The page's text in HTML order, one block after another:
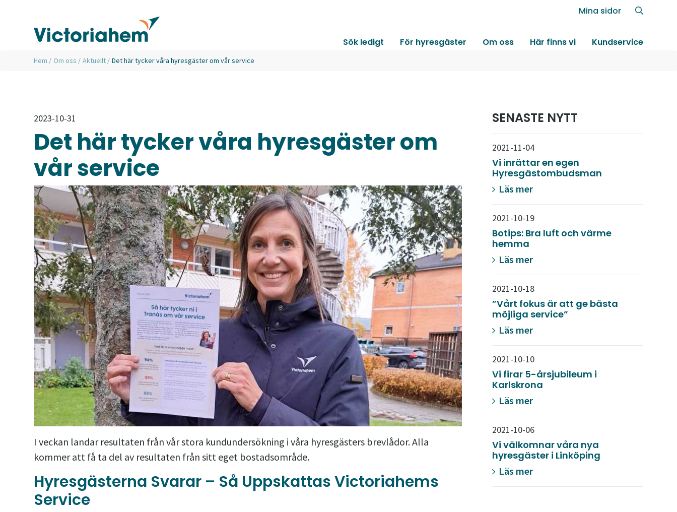
Mina sidor
Sök ledigt För hyresgäster Om oss Här finns vi Kundservice
Hem / Om oss / Aktuellt / Det här tycker våra hyresgäster om vår service
2023-10-31
Det här tycker våra hyresgäster om
vår service
I veckan landar resultaten från vår stora kundundersökning i våra hyresgästers brevlådor. Alla
kommer att få ta del av resultaten från sitt eget bostadsområde.
Hyresgästerna Svarar – Så Uppskattas Victoriahems
Service
SENASTE NYTT
2021-11-04
Vi inrättar en egen
Hyresgästombudsman
Läs mer
2021-10-19
Botips: Bra luft och värme
hemma
Läs mer
2021-10-18
”Vårt fokus är att ge bästa
möjliga service”
Läs mer
2021-10-10
Vi firar 5-årsjubileum i
Karlskrona
Läs mer
2021-10-06
Vi välkomnar våra nya
hyresgäster i Linköping
Läs mer